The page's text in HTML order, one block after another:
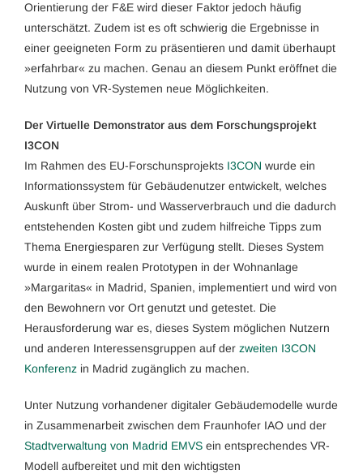
Orientierung der F&E wird dieser Faktor jedoch häufig
unterschätzt. Zudem ist es oft schwierig die Ergebnisse in
einer geeigneten Form zu präsentieren und damit überhaupt
»erfahrbar« zu machen. Genau an diesem Punkt eröffnet die
Nutzung von VR-Systemen neue Möglichkeiten.
Der Virtuelle Demonstrator aus dem Forschungsprojekt
I3CON
Im Rahmen des EU-Forschunsprojekts I3CON wurde ein
Informationssystem für Gebäudenutzer entwickelt, welches
Auskunft über Strom- und Wasserverbrauch und die dadurch
entstehenden Kosten gibt und zudem hilfreiche Tipps zum
Thema Energiesparen zur Verfügung stellt. Dieses System
wurde in einem realen Prototypen in der Wohnanlage
»Margaritas« in Madrid, Spanien, implementiert und wird von
den Bewohnern vor Ort genutzt und getestet. Die
Herausforderung war es, dieses System möglichen Nutzern
und anderen Interessensgruppen auf der zweiten I3CON
Konferenz in Madrid zugänglich zu machen.
Unter Nutzung vorhandener digitaler Gebäudemodelle wurde
in Zusammenarbeit zwischen dem Fraunhofer IAO und der
Stadtverwaltung von Madrid EMVS ein entsprechendes VR-
Modell aufbereitet und mit den wichtigsten